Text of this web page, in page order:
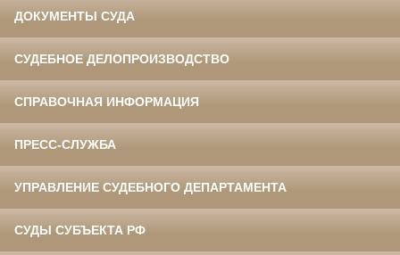
ДОКУМЕНТЫ СУДА
СУДЕБНОЕ ДЕЛОПРОИЗВОДСТВО
СПРАВОЧНАЯ ИНФОРМАЦИЯ
ПРЕСС-СЛУЖБА
УПРАВЛЕНИЕ СУДЕБНОГО ДЕПАРТАМЕНТА
СУДЫ СУБЪЕКТА РФ